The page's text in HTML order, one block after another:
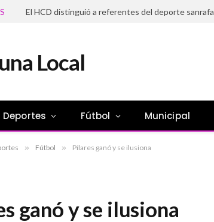
Deportes Fútbol Municipal
» Fútbol » Pilares ganó y se ilusiona
ganó y se ilusiona